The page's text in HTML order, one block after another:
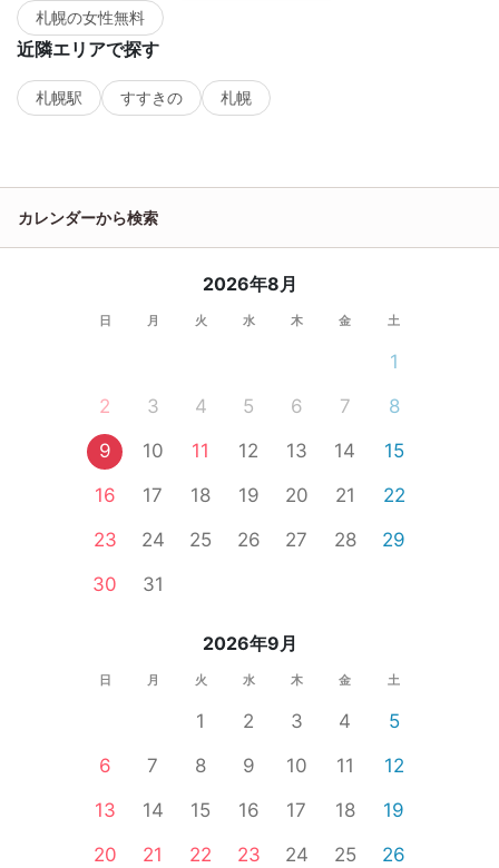
札幌の女性無料
近隣エリアで探す
札幌駅 すすきの 札幌
カレンダーから検索
2026年8月
日 月 火 水 木 金 土
1
2
3 4 5 6 7
8
9
10 11 12 13 14
15
16
17 18 19 20 21
22
23
24 25 26 27 28
29
30
31
2026年9月
日 月 火 水 木 金 土
1 2 3 4
5
6
7 8 9 10 11
12
13
14 15 16 17 18
19
20
21 22 23 24 25
26